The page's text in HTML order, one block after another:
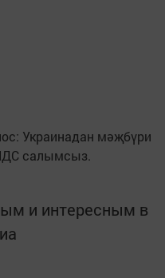
Украинадан мәҗбүри
салымсыз.
и интересным в